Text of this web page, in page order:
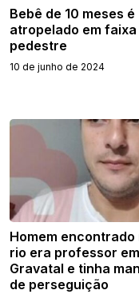
Bebê de 10 meses é
atropelado em faixa
pedestre
10 de junho de 2024
Homem encontrado
rio era professor em
Gravatal e tinha
de perseguição